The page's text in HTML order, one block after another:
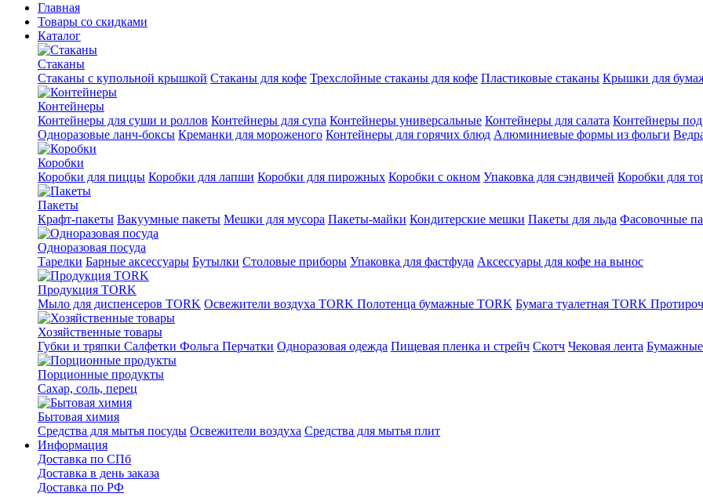
Главная
Товары со скидками
Каталог
Стаканы
Стаканы с купольной крышкой Стаканы для кофе Трехслойные стаканы для кофе Пластиковые стаканы Крышки для
Контейнеры
Контейнеры для суши и роллов Контейнеры для супа Контейнеры универсальные Контейнеры для салата Контейнеры под
Одноразовые ланч-боксы Креманки для мороженого Контейнеры для горячих блюд Алюминиевые формы из фольги
Коробки
Коробки для пиццы Коробки для лапши Коробки для пирожных Коробки с окном Упаковка для сэндвичей Коробки для
Пакеты
Крафт-пакеты Вакуумные пакеты Мешки для мусора Пакеты-майки Кондитерские мешки Пакеты для льда Фасовочные
Одноразовая посуда
Тарелки Барные аксессуары Бутылки Столовые приборы Упаковка для фастфуда Аксессуары для кофе на вынос
Продукция TORK
Мыло для диспенсеров TORK Освежители воздуха TORK Полотенца бумажные TORK Бумага туалетная TORK
Хозяйственные товары
Губки и тряпки Салфетки Фольга Перчатки Одноразовая одежда Пищевая пленка и стрейч Скотч Чековая лента Бумажные
Порционные продукты
Сахар, соль, перец
Бытовая химия
Средства для мытья посуды Освежители воздуха Средства для мытья плит
Информация
Доставка по СПб
Доставка в день заказа
Доставка по РФ